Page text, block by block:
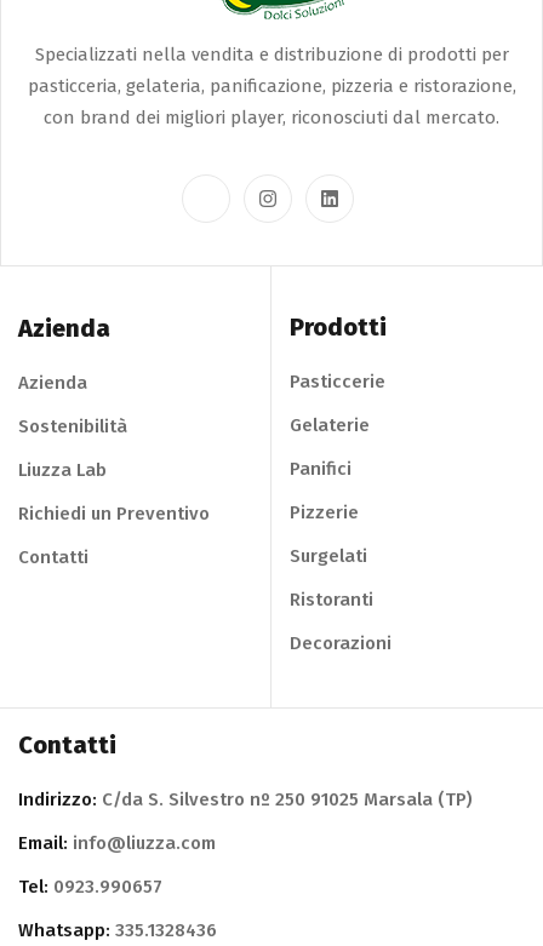
Specializzati nella vendita e distribuzione di prodotti per
pasticceria, gelateria, panificazione, pizzeria e ristorazione,
con brand dei migliori player, riconosciuti dal mercato.
Azienda
Azienda
Sostenibilità
Liuzza Lab
Richiedi un Preventivo
Contatti
Prodotti
Pasticcerie
Gelaterie
Panifici
Pizzerie
Surgelati
Ristoranti
Decorazioni
Contatti
Indirizzo: C/da S. Silvestro nº 250 91025 Marsala (TP)
Email: info@liuzza.com
Tel: 0923.990657
Whatsapp: 335.1328436